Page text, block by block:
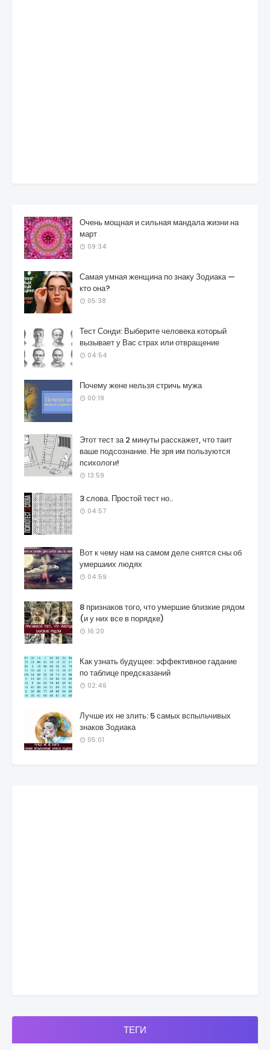
Очень мощная и сильная мандала жизни на
март
09:34
Самая умная женщина по знаку Зодиака —
кто она?
05:38
Тест Сонди: Выберите человека который
вызывает у Вас страх или отвращение
04:54
Почему жене нельзя стричь мужа
00:19
Этот тест за 2 минуты расскажет, что таит
ваше подсознание. Не зря им пользуются
психологи!
13:59
3 слова. Простой тест но..
04:57
Вот к чему нам на самом деле снятся сны об
умершиих людях
04:59
8 признаков того, что умершие близкие рядом
(и у них все в порядке)
16:20
Как узнать будущее: эффективное гадание
по таблице предсказаний
02:46
Лучше их не злить: 5 самых вспыльчивых
знаков Зодиака
05:01
ТЕГИ